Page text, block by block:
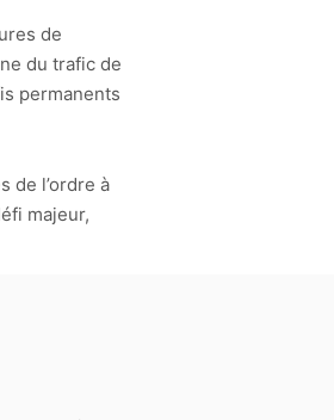
de
du trafic de
permanents
de l’ordre à
majeur,